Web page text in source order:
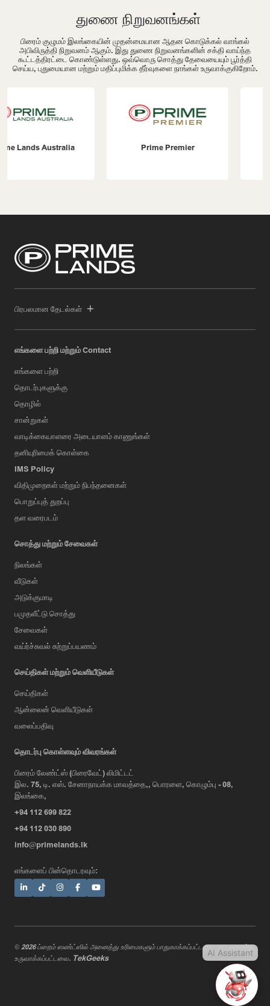
துணை நிறுவனங்கள்
பிரைம் குழுமம் இலங்கையின் முதன்மையான ஆதன கொடுக்கல் வாங்கல்
அபிவிருத்தி நிறுவனம் ஆகும். இது துணை நிறுவனங்களின் சக்தி வாய்ந்த
கூட்டத்திரட்டை கொண்டுள்ளது. ஒவ்வொரு சொத்து தேவையையும் பூர்த்தி
செய்ய, புதுமையான மற்றும் மதிப்புமிக்க தீர்வுகளை நாங்கள் உருவாக்குகிறோம்.
Prime Premier Prime Construction
பிரபலமான தேடல்கள்
எங்களை பற்றி மற்றும் Contact
எங்களை பற்றி
தொடர்புகளுக்கு
தொழில்
சான்றுகள்
வாடிக்கையாளரை அடையாளம் காணுங்கள்
தனியுரிமைக் கொள்கை
IMS Policy
விதிமுறைகள் மற்றும் நிபந்தனைகள்
பொறுப்புத் துறப்பு
தள வரைபடம்
சொத்து மற்றும் சேவைகள்
நிலங்கள்
வீடுகள்
அடுக்குமாடி
பமுதலீட்டு சொத்து
சேவைகள்
வய்ர்ச்சுவல் சுற்றுப்பயணம்
செய்திகள் மற்றும் வெளியீடுகள்
செய்திகள்
ஆன்லைன் வெளியீடுகள்
வலைப்பதிவு
தொடர்பு கொள்ளவும் விவரங்கள்
பிரைம் லேண்ட்ஸ் (பிரைவேட்) லிமிட்டட்
இல. 75, டி. எஸ். சேனாநாயக்க மாவத்தை,, பொரளை, கொழும்பு - 08,
இலங்கை,
+94 112 699 822
+94 112 030 890
info@primelands.lk
எங்களைப் பின்தொடரவும்:
© 2026 ப்றைம் ஸண்ட்ஸில் அனைத்து உரிமைகளும் பாதுகாக்கப்பட்டவை. வடிவமைத்து
உருவாக்கப்பட்டவை. TekGeeks AI Assistant